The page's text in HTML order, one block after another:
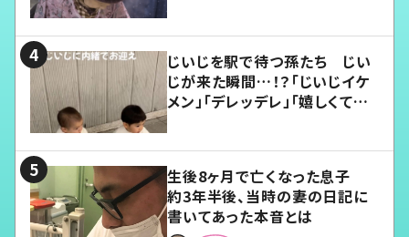
じいじを駅で待つ孫たち じい
じが来た瞬間…！？「じいじイケ
メン」「デレッデレ」「嬉しくて可
生後8ヶ月で亡くなった息子
約3年半後、当時の妻の日記に
書いてあった本音とは